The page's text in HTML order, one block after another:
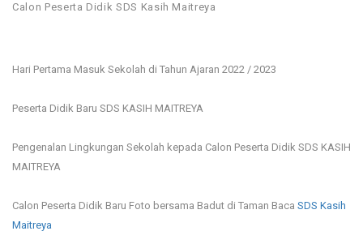
Calon Peserta Didik SDS Kasih Maitreya
Hari Pertama Masuk Sekolah di Tahun Ajaran 2022 / 2023
Peserta Didik Baru SDS KASIH MAITREYA
Pengenalan Lingkungan Sekolah kepada Calon Peserta Didik SDS KASIH
MAITREYA
Calon Peserta Didik Baru Foto bersama Badut di Taman Baca SDS Kasih
Maitreya